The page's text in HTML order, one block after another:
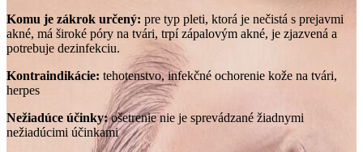
Komu je zákrok určený: pre typ pleti, ktorá je nečistá s prejavmi
akné, má široké póry na tvári, trpí zápalovým akné, je zjazvená a
potrebuje dezinfekciu.
Kontraindikácie: tehotenstvo, infekčné ochorenie kože na tvári,
herpes
Nežiadúce účinky:ošetrenie nie je sprevádzané žiadnymi
nežiadúcimi účinkami